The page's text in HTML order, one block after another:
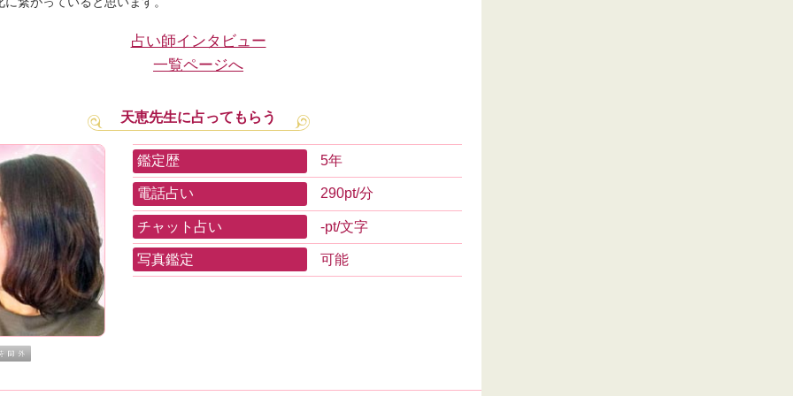
占い師インタビュー
一覧ページへ
天恵先生に占ってもらう
鑑定歴 5年
電話占い 290pt/分
チャット占い -pt/文字
写真鑑定 可能